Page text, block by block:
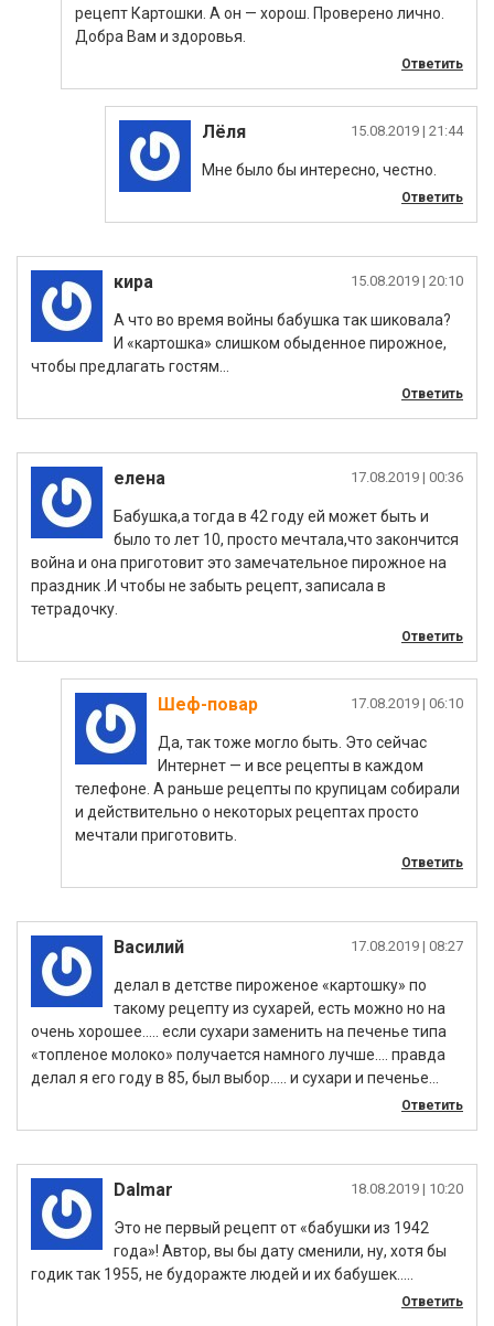
рецепт Картошки. А он — хорош. Проверено лично.
Добра Вам и здоровья.
Ответить
Лёля |
Мне было бы интересно, честно.
Ответить
кира |
А что во время войны бабушка так шиковала?
И «картошка» слишком обыденное пирожное,
чтобы предлагать гостям…
Ответить
елена |
Бабушка,а тогда в 42 году ей может быть и
было то лет 10, просто мечтала,что закончится
война и она приготовит это замечательное пирожное на
праздник .И чтобы не забыть рецепт, записала в
тетрадочку.
Ответить
Шеф-повар |
Да, так тоже могло быть. Это сейчас
Интернет — и все рецепты в каждом
телефоне. А раньше рецепты по крупицам собирали
и действительно о некоторых рецептах просто
мечтали приготовить.
Ответить
Василий |
делал в детстве пироженое «картошку» по
такому рецепту из сухарей, есть можно но на
очень хорошее….. если сухари заменить на печенье типа
«топленое молоко» получается намного лучше…. правда
делал я его году в 85, был выбор….. и сухари и печенье…
Ответить
Dalmar |
Это не первый рецепт от «бабушки из 1942
года»! Автор, вы бы дату сменили, ну, хотя бы
годик так 1955, не будоражте людей и их бабушек…..
Ответить